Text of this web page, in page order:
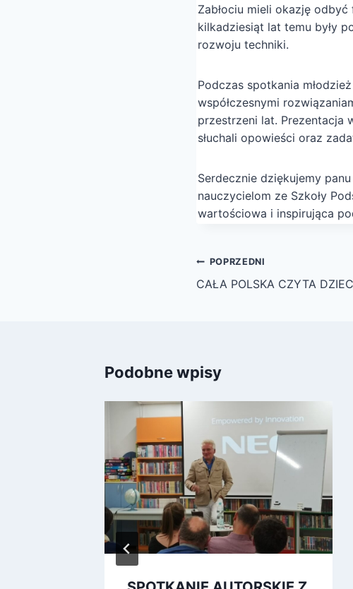
Zabłociu mieli okazję
kilkadziesiąt lat temu były
rozwoju techniki.
Podczas spotkania
współczesnymi
przestrzeni lat. Prezentacja
słuchali opowieści oraz
Serdecznie dziękujemy
nauczycielom ze Szkoły
wartościowa i inspirująca
Nawigacja
wpisu
POPRZEDNI
CAŁA POLSKA CZYTA
Podobne wpisy